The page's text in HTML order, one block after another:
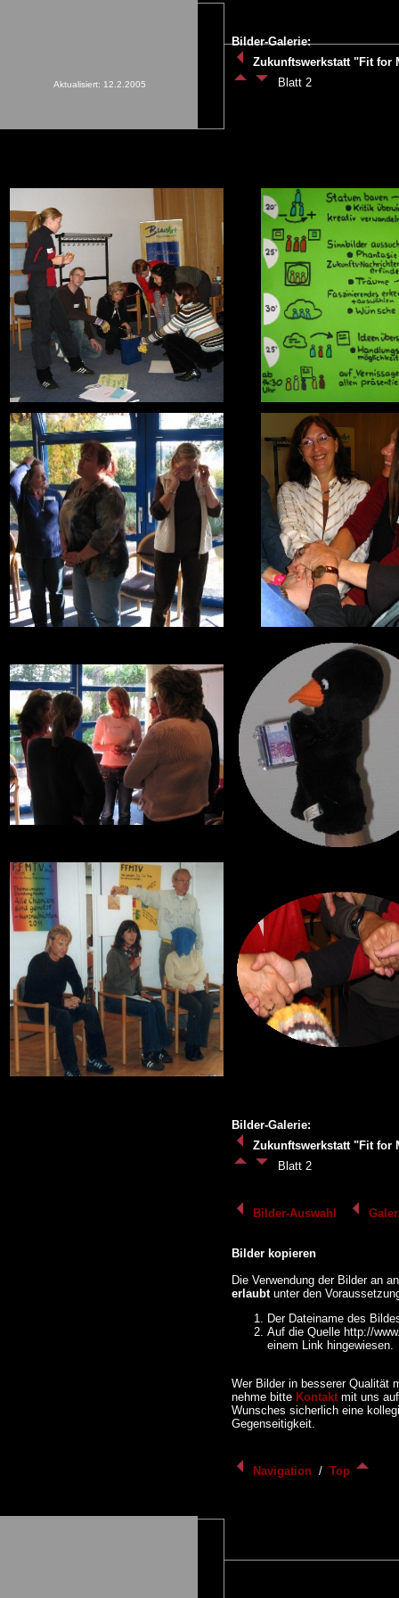
Aktualisiert: 12.2.2005
Bilder-Galerie:
Zukunftswerkstatt "Fit for
Blatt 2
Bilder-Galerie:
Zukunftswerkstatt "Fit for
Blatt 2
Bilder-Auswahl
Bilder kopieren
Die Verwendung der Bilder an
erlaubtunter den
Der Dateiname des
Auf die Quelle http://
einem Link hingewiesen.
Wer Bilder in besserer Qualität
nehme bitte Kontakt mit uns
Wunsches sicherlich eine
Gegenseitigkeit.
Navigation / Top